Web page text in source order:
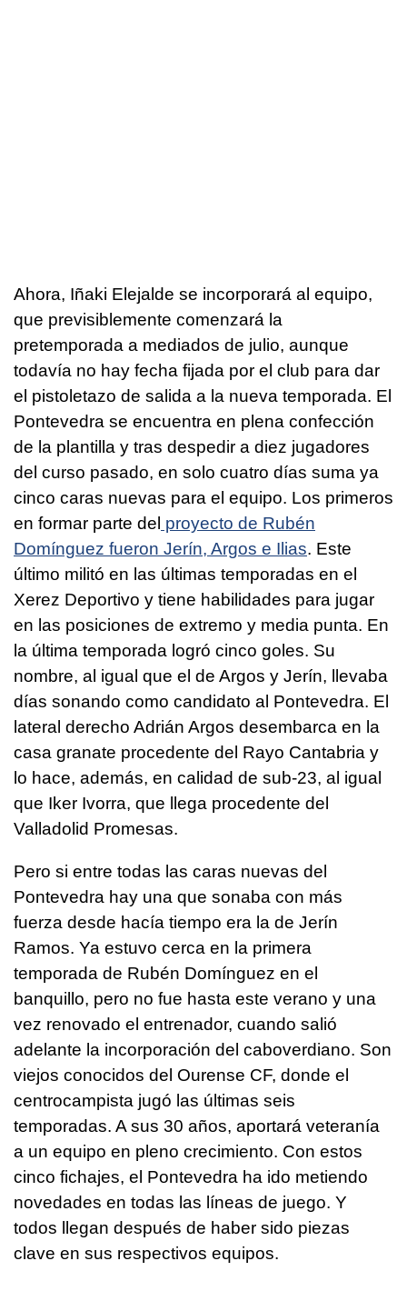
Ahora, Iñaki Elejalde se incorporará al equipo,
que previsiblemente comenzará la
pretemporada a mediados de julio, aunque
todavía no hay fecha fijada por el club para dar
el pistoletazo de salida a la nueva temporada. El
Pontevedra se encuentra en plena confección
de la plantilla y tras despedir a diez jugadores
del curso pasado, en solo cuatro días suma ya
cinco caras nuevas para el equipo. Los primeros
en formar parte del proyecto de Rubén
Domínguez fueron Jerín, Argos e Ilias. Este
último militó en las últimas temporadas en el
Xerez Deportivo y tiene habilidades para jugar
en las posiciones de extremo y media punta. En
la última temporada logró cinco goles. Su
nombre, al igual que el de Argos y Jerín, llevaba
días sonando como candidato al Pontevedra. El
lateral derecho Adrián Argos desembarca en la
casa granate procedente del Rayo Cantabria y
lo hace, además, en calidad de sub-23, al igual
que Iker Ivorra, que llega procedente del
Valladolid Promesas.
Pero si entre todas las caras nuevas del
Pontevedra hay una que sonaba con más
fuerza desde hacía tiempo era la de Jerín
Ramos. Ya estuvo cerca en la primera
temporada de Rubén Domínguez en el
banquillo, pero no fue hasta este verano y una
vez renovado el entrenador, cuando salió
adelante la incorporación del caboverdiano. Son
viejos conocidos del Ourense CF, donde el
centrocampista jugó las últimas seis
temporadas. A sus 30 años, aportará veteranía
a un equipo en pleno crecimiento. Con estos
cinco fichajes, el Pontevedra ha ido metiendo
novedades en todas las líneas de juego. Y
todos llegan después de haber sido piezas
clave en sus respectivos equipos.